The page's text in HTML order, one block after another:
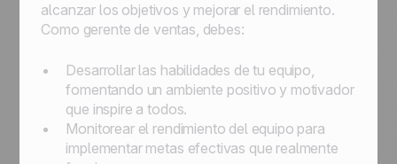
alcanzar los objetivos y mejorar el rendimiento.
Como gerente de ventas, debes:
Desarrollar las habilidades de tu equipo,
fomentando un ambiente positivo y motivador
que inspire a todos.
Monitorear el rendimiento del equipo para
implementar metas efectivas que realmente